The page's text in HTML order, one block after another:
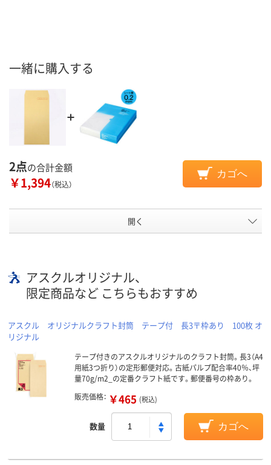
一緒に購入する
2点の合計金額
￥1,394（税込）
カゴへ
開く
アスクルオリジナル、
限定商品など こちらもおすすめ
アスクル オリジナルクラフト封筒 テープ付 長3〒枠あり 100枚 オ
リジナル
テープ付きのアスクルオリジナルのクラフト封筒。長3（A4
用紙3つ折り）の定形郵便対応。古紙パルプ配合率40％、坪
量70g/m2_の定番クラフト紙です。郵便番号の枠あり。
販売価格： ￥465 (税込)
数量 カゴへ